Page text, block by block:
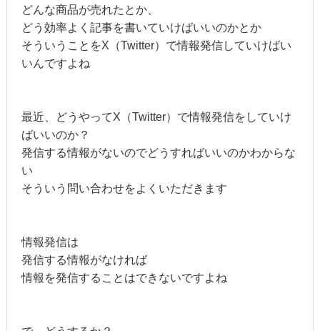
どんな商品が売れたとか、
どう効率よく記事を書いていけばいいのかとか
そういうことをX（Twitter）で情報発信していけばい
いんですよね
最近、どうやってX（Twitter）で情報発信をしていけ
ばいいのか？
発信する情報がないのでどうすればいいのかわからな
い
そういう問い合わせをよくいただきます
情報発信は
発信する情報がなければ
情報を発信することはできないですよね